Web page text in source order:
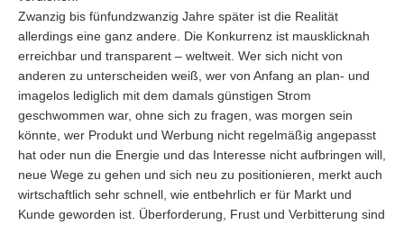
Zwanzig bis fünfundzwanzig Jahre später ist die Realität
allerdings eine ganz andere. Die Konkurrenz ist mausklicknah
erreichbar und transparent – weltweit. Wer sich nicht von
anderen zu unterscheiden weiß, wer von Anfang an plan- und
imagelos lediglich mit dem damals günstigen Strom
geschwommen war, ohne sich zu fragen, was morgen sein
könnte, wer Produkt und Werbung nicht regelmäßig angepasst
hat oder nun die Energie und das Interesse nicht aufbringen will,
neue Wege zu gehen und sich neu zu positionieren, merkt auch
wirtschaftlich sehr schnell, wie entbehrlich er für Markt und
Kunde geworden ist. Überforderung, Frust und Verbitterung sind